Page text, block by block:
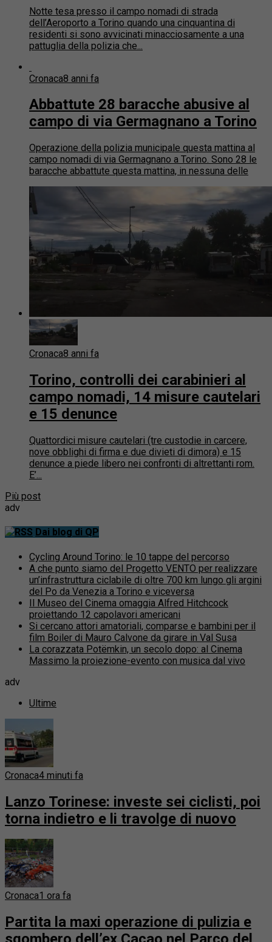
Notte tesa presso il campo nomadi di strada
dell’Aeroporto a Torino quando una cinquantina di
residenti si sono avvicinati minacciosamente a una
pattuglia della polizia che...
Cronaca8 anni fa
Abbattute 28 baracche abusive al
campo di via Germagnano a Torino
Operazione della polizia municipale questa mattina al
campo nomadi di via Germagnano a Torino. Sono 28 le
baracche abbattute questa mattina, in nessuna delle
Cronaca8 anni fa
Torino, controlli dei carabinieri al
campo nomadi, 14 misure cautelari
e 15 denunce
Quattordici misure cautelari (tre custodie in carcere,
nove obblighi di firma e due divieti di dimora) e 15
denunce a piede libero nei confronti di altrettanti rom.
E’...
Più post
adv
Dai blog di QP
Cycling Around Torino: le 10 tappe del percorso
A che punto siamo del Progetto VENTO per realizzare
un’infrastruttura ciclabile di oltre 700 km lungo gli argini
del Po da Venezia a Torino e viceversa
Il Museo del Cinema omaggia Alfred Hitchcock
proiettando 12 capolavori americani
Si cercano attori amatoriali, comparse e bambini per il
film Boiler di Mauro Calvone da girare in Val Susa
La corazzata Potëmkin, un secolo dopo: al Cinema
Massimo la proiezione-evento con musica dal vivo
adv
Ultime
Cronaca4 minuti fa
Lanzo Torinese: investe sei ciclisti, poi
torna indietro e li travolge di nuovo
Cronaca1 ora fa
Partita la maxi operazione di pulizia e